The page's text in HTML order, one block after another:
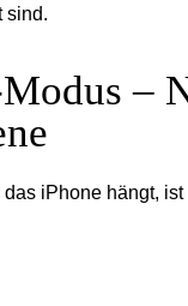
sind.
–
iPhone hängt, ist